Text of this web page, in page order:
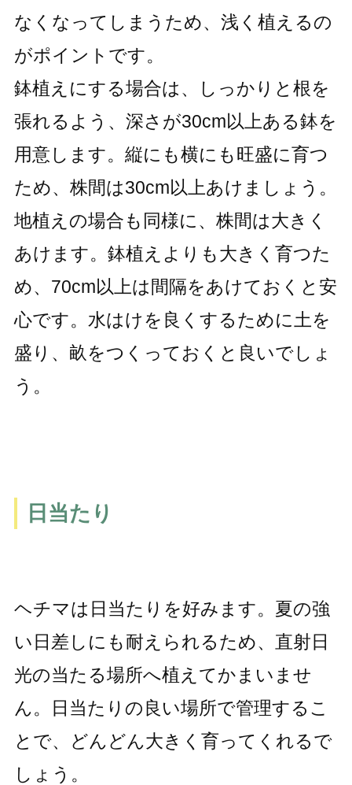
なくなってしまうため、浅く植えるの
がポイントです。
鉢植えにする場合は、しっかりと根を
張れるよう、深さが30cm以上ある鉢を
用意します。縦にも横にも旺盛に育つ
ため、株間は30cm以上あけましょう。
地植えの場合も同様に、株間は大きく
あけます。鉢植えよりも大きく育つた
め、70cm以上は間隔をあけておくと安
心です。水はけを良くするために土を
盛り、畝をつくっておくと良いでしょ
う。
日当たり
ヘチマは日当たりを好みます。夏の強
い日差しにも耐えられるため、直射日
光の当たる場所へ植えてかまいませ
ん。日当たりの良い場所で管理するこ
とで、どんどん大きく育ってくれるで
しょう。